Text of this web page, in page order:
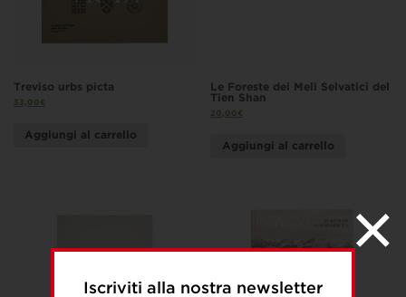
Iscriviti alla nostra newsletter
Treviso urbs picta
33,00€
Aggiungi al carrello
Le Foreste dei Meli Selvatici del
Tien Shan
20,00€
Aggiungi al carrello